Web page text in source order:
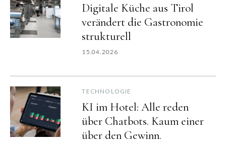
Digitale Küche aus Tirol
verändert die Gastronomie
strukturell
15.04.2026
TECHNOLOGIE
KI im Hotel: Alle reden
über Chatbots. Kaum einer
über den Gewinn.